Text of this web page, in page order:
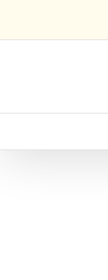
contenido